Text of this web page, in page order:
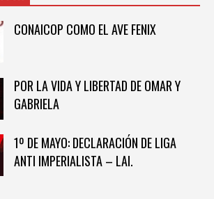
CONAICOP COMO EL AVE FENIX
POR LA VIDA Y LIBERTAD DE OMAR Y
GABRIELA
1º DE MAYO: DECLARACIÓN DE LIGA
ANTI IMPERIALISTA – LAI.